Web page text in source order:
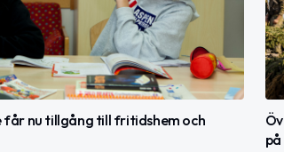
får nu tillgång till fritidshem och